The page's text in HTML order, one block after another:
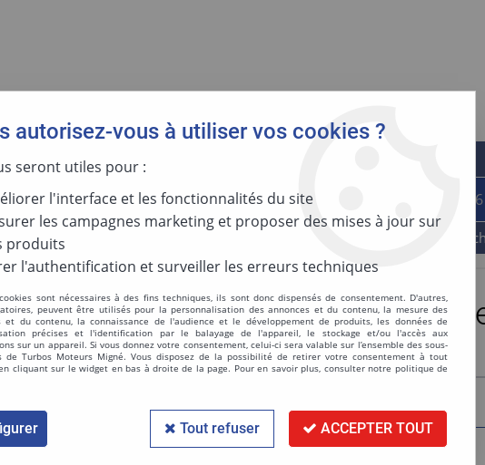
MOTORISATION
Réinitialiser la
Turbo
50009N
autorisez-vous à utiliser vos cookies ?
seront utiles pour :
l'interface et les fonctionnalités du site
les campagnes marketing et proposer des mises à jour sur
produits
l'authentification et surveiller les erreurs techniques
sont nécessaires à des fins techniques, ils sont donc dispensés de consentement. D'autres,
peuvent être utilisés pour la personnalisation des annonces et du contenu, la mesure des
et du contenu, la connaissance de l'audience et le développement de produits, les données de
précises et l'identification par le balayage de l'appareil, le stockage et/ou l'accès aux
sur un appareil. Si vous donnez votre consentement, celui-ci sera valable sur l’ensemble des sous-
de Turbos Moteurs Migné. Vous disposez de la possibilité de retirer votre consentement à tout
cliquant sur le widget en bas à droite de la page. Pour en savoir plus, consulter notre politique de
Tout refuser ACCEPTER TOUT